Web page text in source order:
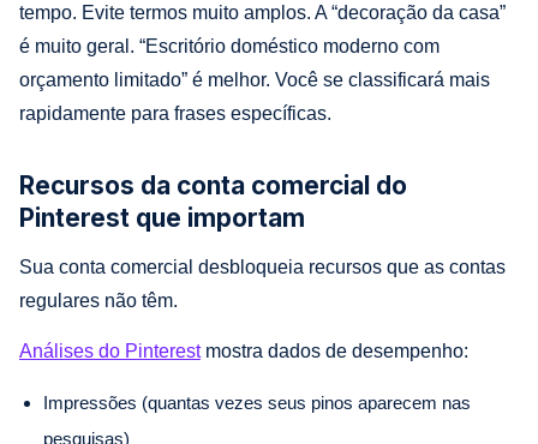
tempo. Evite termos muito amplos. A “decoração da casa”
é muito geral. “Escritório doméstico moderno com
orçamento limitado” é melhor. Você se classificará mais
rapidamente para frases específicas.
Recursos da conta comercial do
Pinterest que importam
Sua conta comercial desbloqueia recursos que as contas
regulares não têm.
Análises do Pinterestmostra dados de desempenho:
Impressões (quantas vezes seus pinos aparecem nas
pesquisas)